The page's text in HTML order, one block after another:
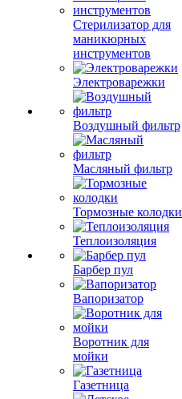
Стерилизатор для
маникюрных
инструментов
Электроварежки
Воздушный фильтр
Масляный фильтр
Тормозные колодки
Теплоизоляция
Барбер пул
Вапоризатор
Воротник для
мойки
Газетница